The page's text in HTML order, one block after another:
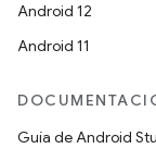
Android 12
Android 11
Guía de Android